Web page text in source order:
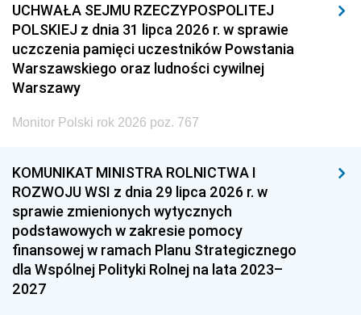
UCHWAŁA SEJMU RZECZYPOSPOLITEJ
POLSKIEJ z dnia 31 lipca 2026 r. w sprawie
uczczenia pamięci uczestników Powstania
Warszawskiego oraz ludności cywilnej
Warszawy
Monitor Polski rok 2026 poz. 767
KOMUNIKAT MINISTRA ROLNICTWA I
ROZWOJU WSI z dnia 29 lipca 2026 r. w
sprawie zmienionych wytycznych
podstawowych w zakresie pomocy
finansowej w ramach Planu Strategicznego
dla Wspólnej Polityki Rolnej na lata 2023–
2027